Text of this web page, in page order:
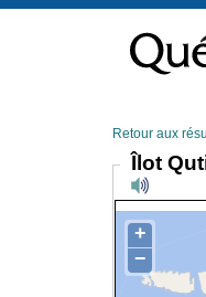
contenu
Retour aux
Îlot
+
−